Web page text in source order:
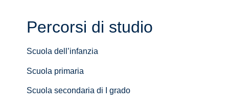
Percorsi di studio
Scuola dell’infanzia
Scuola primaria
Scuola secondaria di I grado